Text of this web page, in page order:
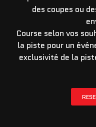
des coupes ou
Course selon vos
la piste pour un
exclusivité de la